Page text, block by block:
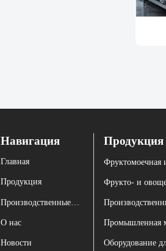
Навигация
Главная
Продукция
Производственные линии
О нас
Новости
Продукция
Фрукто- и
Промышленная